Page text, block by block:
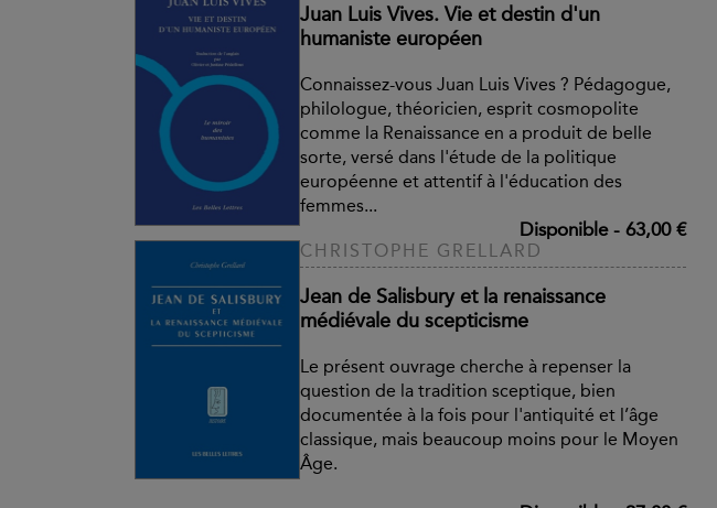
Juan Luis Vives. Vie et destin d'un
humaniste européen
Connaissez-vous Juan Luis Vives ? Pédagogue,
philologue, théoricien, esprit cosmopolite
comme la Renaissance en a produit de belle
sorte, versé dans l'étude de la politique
européenne et attentif à l'éducation des
femmes...
Disponible- 63,00 €
CHRISTOPHE GRELLARD
Jean de Salisbury et la renaissance
médiévale du scepticisme
Le présent ouvrage cherche à repenser la
question de la tradition sceptique, bien
documentée à la fois pour l'antiquité et l’âge
classique, mais beaucoup moins pour le Moyen
Âge.